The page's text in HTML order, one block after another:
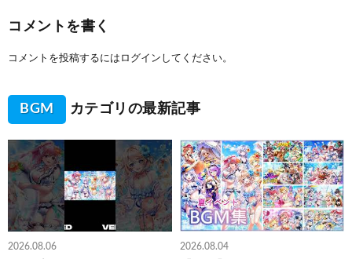
コメントを書く
コメントを投稿するには ログイン してください。
BGM カテゴリの最新記事
2026.08.06 2026.08.04